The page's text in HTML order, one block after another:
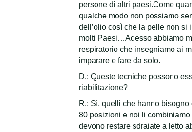
persone di altri paesi.Come
qualche modo non possiamo
dell’olio così che la pelle non
molti Paesi…Adesso abbiamo
respiratorio che insegniamo ai
imparare e fare da solo.
D.: Queste tecniche possono
riabilitazione?
R.: Sì, quelli che hanno
80 posizioni e noi li
devono restare sdraiate a letto